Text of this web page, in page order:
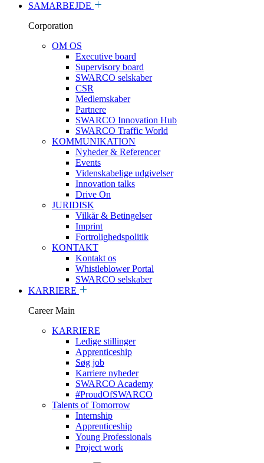
SAMARBEJDE
Corporation
OM OS
Executive board
Supervisory board
SWARCO selskaber
CSR
Medlemskaber
Partnere
SWARCO Innovation Hub
SWARCO Traffic World
KOMMUNIKATION
Nyheder & Referencer
Events
Videnskabelige udgivelser
Innovation talks
Drive On
JURIDISK
Vilkår & Betingelser
Imprint
Fortrolighedspolitik
KONTAKT
Kontakt os
Whistleblower Portal
SWARCO selskaber
KARRIERE
Career Main
KARRIERE
Ledige stillinger
Apprenticeship
Søg job
Karriere nyheder
SWARCO Academy
#ProudOfSWARCO
Talents of Tomorrow
Internship
Apprenticeship
Young Professionals
Project work